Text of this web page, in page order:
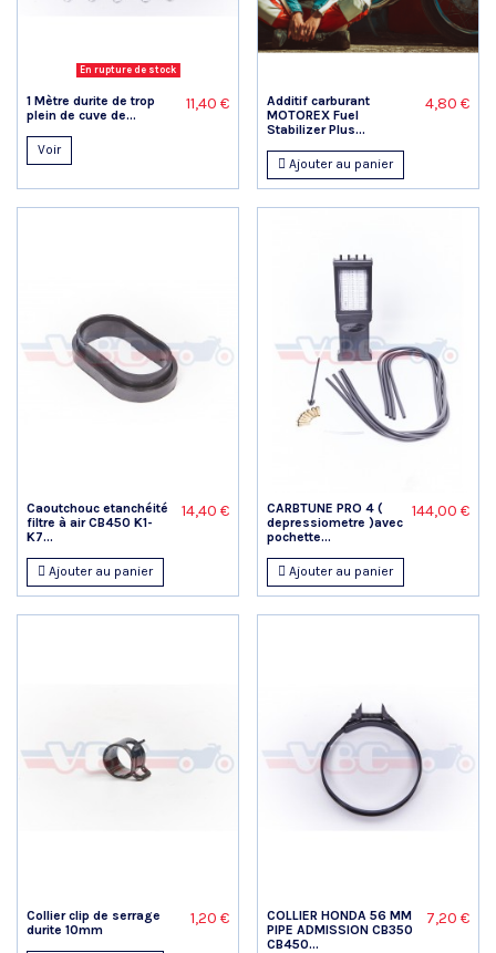
En rupture de stock
1 Mètre durite de trop
plein de cuve de...
11,40 €
Voir
Additif carburant
MOTOREX Fuel
Stabilizer Plus...
4,80 €
Ajouter au panier
Caoutchouc etanchéité
filtre à air CB450 K1-
K7...
14,40 €
Ajouter au panier
CARBTUNE PRO 4 (
depressiometre )avec
pochette...
144,00 €
Ajouter au panier
Collier clip de serrage
durite 10mm
1,20 €
COLLIER HONDA 56 MM
PIPE ADMISSION CB350
CB450...
7,20 €